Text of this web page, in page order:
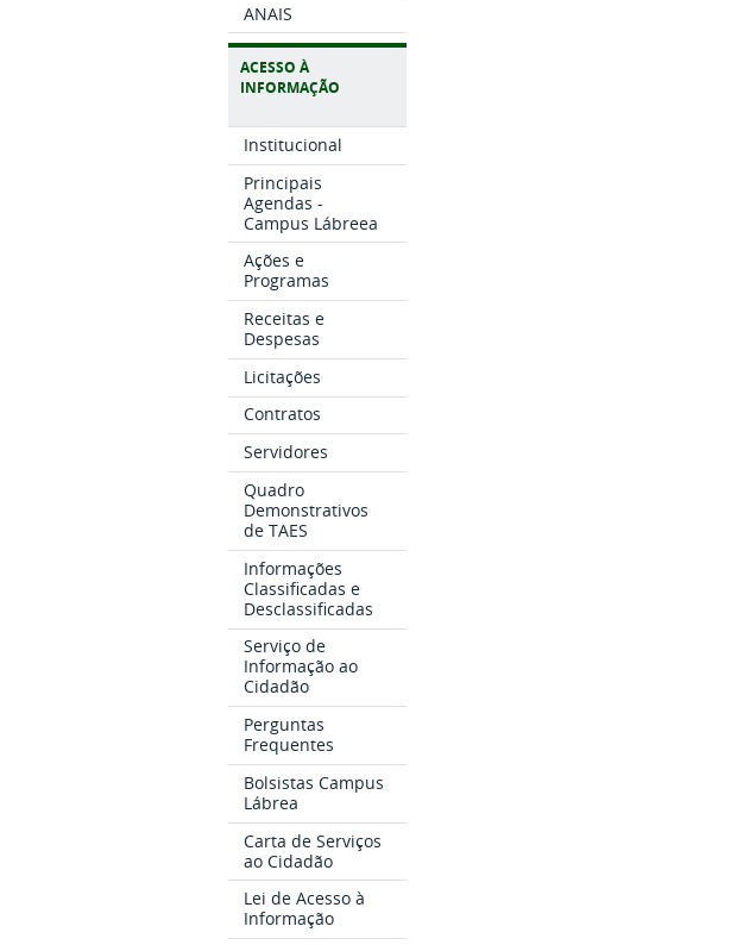
ANAIS
ACESSO À
INFORMAÇÃO
Institucional
Principais
Agendas -
Campus Lábreea
Ações e
Programas
Receitas e
Despesas
Licitações
Contratos
Servidores
Quadro
Demonstrativos
de TAES
Informações
Classificadas e
Desclassificadas
Serviço de
Informação ao
Cidadão
Perguntas
Frequentes
Bolsistas Campus
Lábrea
Carta de Serviços
ao Cidadão
Lei de Acesso à
Informação